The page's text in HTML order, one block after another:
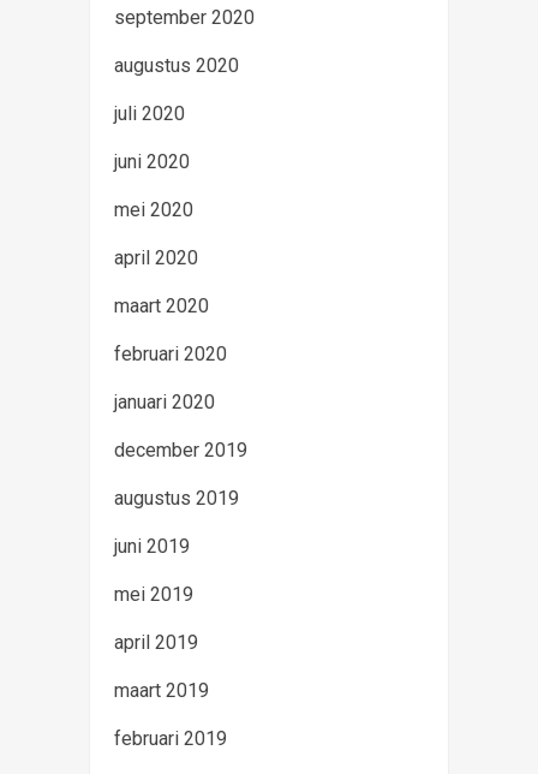
september 2020
augustus 2020
juli 2020
juni 2020
mei 2020
april 2020
maart 2020
februari 2020
januari 2020
december 2019
augustus 2019
juni 2019
mei 2019
april 2019
maart 2019
februari 2019